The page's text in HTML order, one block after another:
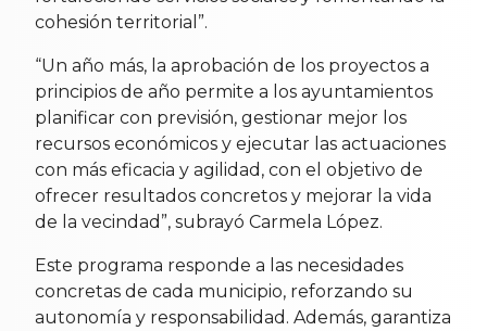
cohesión territorial”.
“Un año más, la aprobación de los proyectos a
principios de año permite a los ayuntamientos
planificar con previsión, gestionar mejor los
recursos económicos y ejecutar las actuaciones
con más eficacia y agilidad, con el objetivo de
ofrecer resultados concretos y mejorar la vida
de la vecindad”, subrayó Carmela López.
Este programa responde a las necesidades
concretas de cada municipio, reforzando su
autonomía y responsabilidad. Además, garantiza